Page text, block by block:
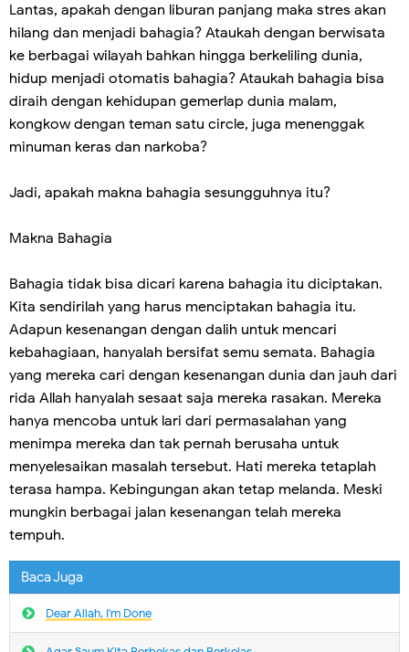
Lantas, apakah dengan liburan panjang maka stres akan
hilang dan menjadi bahagia? Ataukah dengan berwisata
ke berbagai wilayah bahkan hingga berkeliling dunia,
hidup menjadi otomatis bahagia? Ataukah bahagia bisa
diraih dengan kehidupan gemerlap dunia malam,
kongkow dengan teman satu circle, juga menenggak
minuman keras dan narkoba?
Jadi, apakah makna bahagia sesungguhnya itu?
Makna Bahagia
Bahagia tidak bisa dicari karena bahagia itu diciptakan.
Kita sendirilah yang harus menciptakan bahagia itu.
Adapun kesenangan dengan dalih untuk mencari
kebahagiaan, hanyalah bersifat semu semata. Bahagia
yang mereka cari dengan kesenangan dunia dan jauh dari
rida Allah hanyalah sesaat saja mereka rasakan. Mereka
hanya mencoba untuk lari dari permasalahan yang
menimpa mereka dan tak pernah berusaha untuk
menyelesaikan masalah tersebut. Hati mereka tetaplah
terasa hampa. Kebingungan akan tetap melanda. Meski
mungkin berbagai jalan kesenangan telah mereka
tempuh.
Baca Juga
Dear Allah, I'm Done